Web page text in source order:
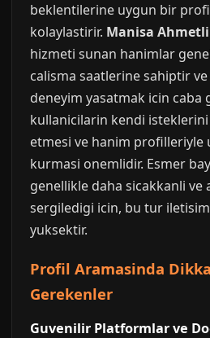
beklentilerine uygun bir
kolaylastirir. Manisa
hizmeti sunan hanimlar
calisma saatlerine sahiptir
deneyim yasatmak icin caba
kullanicilarin kendi
etmesi ve hanim profilleriyle
kurmasi onemlidir. Esmer
genellikle daha sicakkanli
sergiledigi icin, bu tur
yuksektir.
Profil Aramasinda
Gerekenler
Guvenilir Platformlar ve